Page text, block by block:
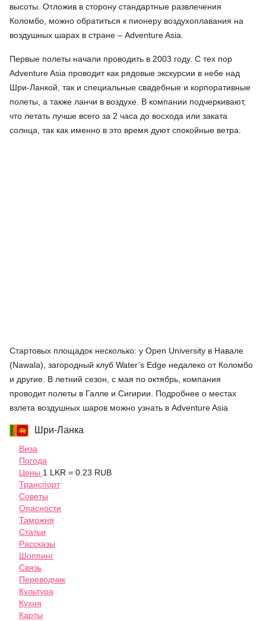
высоты. Отложив в сторону стандартные развлечения
Коломбо, можно обратиться к пионеру воздухоплавания на
воздушных шарах в стране – Adventure Asia.
Первые полеты начали проводить в 2003 году. С тех пор
Adventure Asia проводит как рядовые экскурсии в небе над
Шри-Ланкой, так и специальные свадебные и корпоративные
полеты, а также ланчи в воздухе. В компании подчеркивают,
что летать лучше всего за 2 часа до восхода или заката
солнца, так как именно в это время дуют спокойные ветра.
Стартовых площадок несколько: у Open University в Навале
(Nawala), загородный клуб Water’s Edge недалеко от Коломбо
и другие. В летний сезон, с мая по октябрь, компания
проводит полеты в Галле и Сигирии. Подробнее о местах
взлета воздушных шаров можно узнать в Adventure Asia
Шри-Ланка
Виза
Погода
Цены 1 LKR = 0.23 RUB
Транспорт
Советы
Опасности
Таможня
Статьи
Рассказы
Шоппинг
Связь
Переводчик
Культура
Кухня
Карты